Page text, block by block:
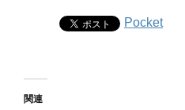
Pocket
関連